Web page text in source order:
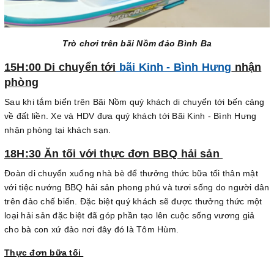
Trò chơi trên bãi Nồm đảo Bình Ba
15H:00 Di chuyển tới bãi Kinh - Bình Hưng nhận
phòng
Sau khi tắm biển trên Bãi Nồm quý khách di chuyển tới bến cảng
về đất liền. Xe và HDV đưa quý khách tới Bãi Kinh - Bình Hưng
nhận phòng tại khách sạn.
18H:30 Ăn tối với thực đơn BBQ hải sản
Đoàn di chuyển xuống nhà bè để thưởng thức bữa tối thân mật
với tiệc nướng BBQ hải sản phong phú và tươi sống do người dân
trên đảo chế biến. Đặc biệt quý khách sẽ được thưởng thức một
loại hải sản đặc biệt đã góp phần tạo lên cuộc sống vương giả
cho bà con xứ đảo nơi đây đó là Tôm Hùm.
Thực đơn bữa tối